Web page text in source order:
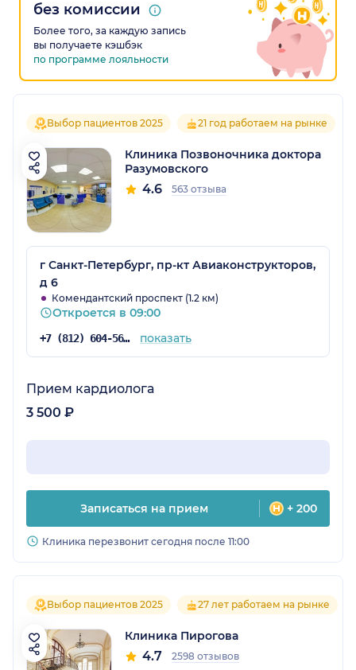
без комиссии
Более того, за каждую запись
вы получаете кэшбэк
по программе лояльности
Выбор пациентов 2025 21 год работаем на рынке
Клиника Позвоночника доктора
Разумовского
4.6 563 отзыва
г Санкт-Петербург, пр-кт Авиаконструкторов,
д 6
Комендантский проспект (1.2 км)
Откроется в 09:00
+7 (812) 604-56-34 показать
Прием кардиолога
3 500 ₽
Записаться на прием + 200
Клиника перезвонит сегодня после 11:00
Выбор пациентов 2025 27 лет работаем на рынке
Клиника Пирогова
4.7 2598 отзывов